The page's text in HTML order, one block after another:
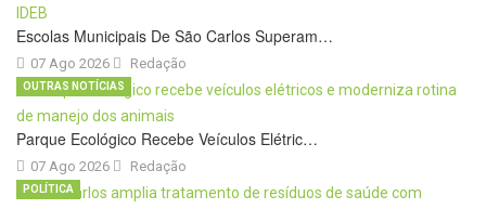
Escolas Municipais De São Carlos Superam…
07 Ago 2026 Redação
Parque Ecológico Recebe Veículos Elétric…
07 Ago 2026
OUTRAS NOTÍCIAS
Redação
POLÍTICA